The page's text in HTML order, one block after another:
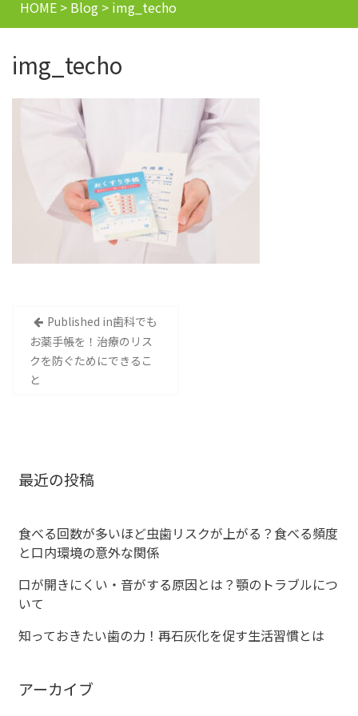
HOME > Blog > img_techo
img_techo
ー
シ
ョ
ン
Published in歯科でも
お薬手帳を！治療のリス
クを防ぐためにできるこ
と
最近の投稿
食べる回数が多いほど虫歯リスクが上がる？食べる頻度
と口内環境の意外な関係
口が開きにくい・音がする原因とは？顎のトラブルにつ
いて
知っておきたい歯の力！再石灰化を促す生活習慣とは
アーカイブ